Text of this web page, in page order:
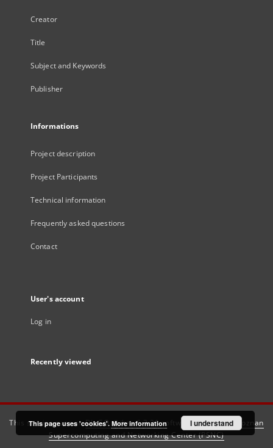
Creator
Title
Subject and Keywords
Publisher
Informations
Project description
Project Participants
Technical information
Frequently asked questions
Contact
User's account
Log in
Recently viewed
This service runs onDInGO dLibra 6.3.21software created by
Poznan
Supercomputing and Networking Center (PSNC)
This page uses 'cookies'. More information I understand